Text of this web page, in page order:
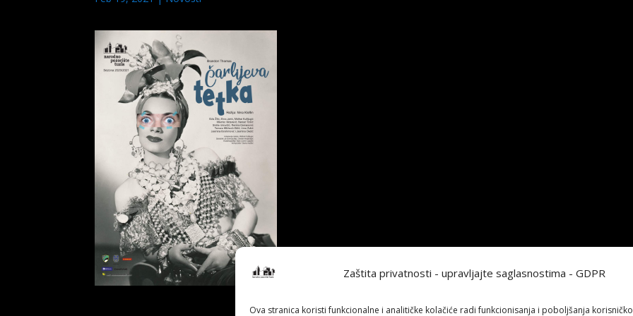
Zaštita privatnosti - upravljajte saglasnostima - GDPR
Ova stranica koristi funkcionalne i analitičke kolačiće radi funkcionisanja i poboljšanja